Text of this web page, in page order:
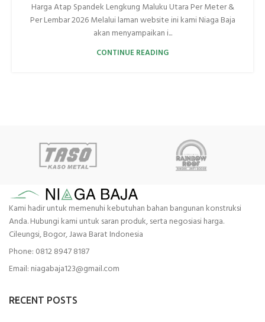
Harga Atap Spandek Lengkung Maluku Utara Per Meter &
Per Lembar 2026 Melalui laman website ini kami Niaga Baja
akan menyampaikan i...
CONTINUE READING
Kami hadir untuk memenuhi kebutuhan bahan bangunan konstruksi
Anda. Hubungi kami untuk saran produk, serta negosiasi harga.
Cileungsi, Bogor, Jawa Barat Indonesia
Phone: 0812 8947 8187
Email: niagabaja123@gmail.com
RECENT POSTS